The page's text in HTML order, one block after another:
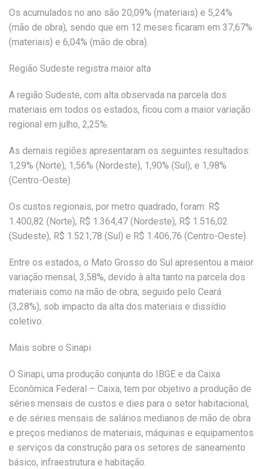
Os acumulados no ano são 20,09% (materiais) e 5,24%
(mão de obra), sendo que em 12 meses ficaram em 37,67%
(materiais) e 6,04% (mão de obra).
Região Sudeste registra maior alta
A região Sudeste, com alta observada na parcela dos
materiais em todos os estados, ficou com a maior variação
regional em julho, 2,25%.
As demais regiões apresentaram os seguintes resultados:
1,29% (Norte), 1,56% (Nordeste), 1,90% (Sul), e 1,98%
(Centro-Oeste).
Os custos regionais, por metro quadrado, foram: R$
1.400,82 (Norte), R$ 1.364,47 (Nordeste), R$ 1.516,02
(Sudeste), R$ 1.521,78 (Sul) e R$ 1.406,76 (Centro-Oeste).
Entre os estados, o Mato Grosso do Sul apresentou a maior
variação mensal, 3,58%, devido à alta tanto na parcela dos
materiais como na mão de obra; seguido pelo Ceará
(3,28%), sob impacto da alta dos materiais e dissídio
coletivo.
Mais sobre o Sinapi
O Sinapi, uma produção conjunta do IBGE e da Caixa
Econômica Federal – Caixa, tem por objetivo a produção de
séries mensais de custos e dies para o setor habitacional,
e de séries mensais de salários medianos de mão de obra
e preços medianos de materiais, máquinas e equipamentos
e serviços da construção para os setores de saneamento
básico, infraestrutura e habitação.